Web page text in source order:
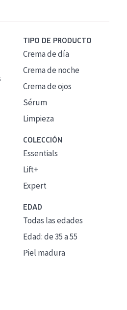
TIPO DE PRODUCTO
Crema de día
Crema de noche
Crema de ojos
Sérum
Limpieza
COLECCIÓN
Essentials
Lift+
Expert
EDAD
Todas las edades
Edad: de 35 a 55
Piel madura